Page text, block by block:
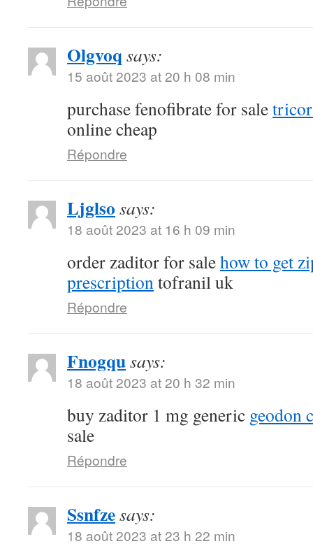
Olgvoq says:
15 août 2023 at 20 h 08 min
purchase fenofibrate for sale
online cheap
Répondre
Ljglso says:
18 août 2023 at 16 h 09 min
order zaditor for salehow to get
prescriptiontofranil uk
Répondre
Fnogqusays:
18 août 2023 at 20 h 32 min
buy zaditor 1 mg generic geodon
sale
Répondre
Ssnfzesays:
18 août 2023 at 23 h 22 min